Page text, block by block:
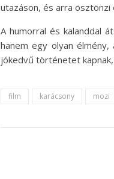
utazáson, és arra ösztönzi
A humorral és kalanddal
hanem egy olyan
jókedvű történetet
film karácsony mozi